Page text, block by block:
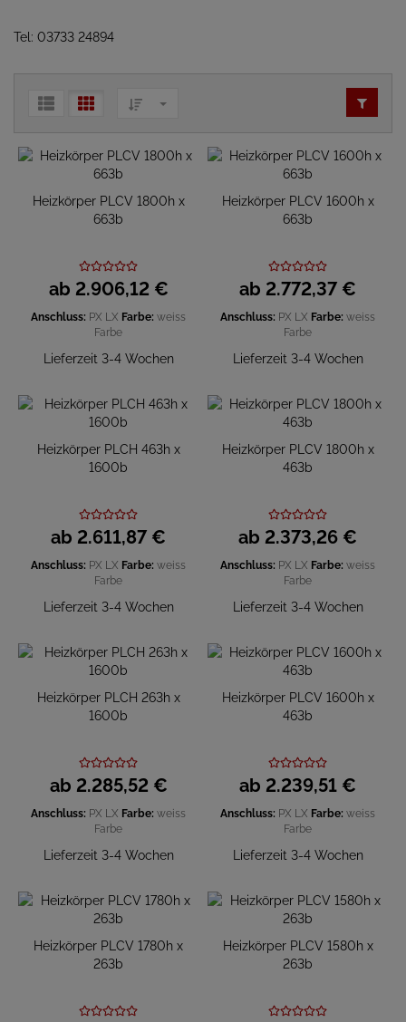
Tel: 03733 24894
Heizkörper PLCV 1800h x
663b
ab 2.906,12 €
Anschluss: PX LX Farbe: weiss
Farbe
Lieferzeit 3-4 Wochen
Heizkörper PLCV 1600h x
663b
ab 2.772,37 €
Anschluss: PX LX Farbe: weiss
Farbe
Lieferzeit 3-4 Wochen
Heizkörper PLCH 463h x
1600b
ab 2.611,87 €
Anschluss: PX LX Farbe: weiss
Farbe
Lieferzeit 3-4 Wochen
Heizkörper PLCV 1800h x
463b
ab 2.373,26 €
Anschluss: PX LX Farbe: weiss
Farbe
Lieferzeit 3-4 Wochen
Heizkörper PLCH 263h x
1600b
ab 2.285,52 €
Anschluss: PX LX Farbe: weiss
Farbe
Lieferzeit 3-4 Wochen
Heizkörper PLCV 1600h x
463b
ab 2.239,51 €
Anschluss: PX LX Farbe: weiss
Farbe
Lieferzeit 3-4 Wochen
Heizkörper PLCV 1780h x
263b
Heizkörper PLCV 1580h x
263b